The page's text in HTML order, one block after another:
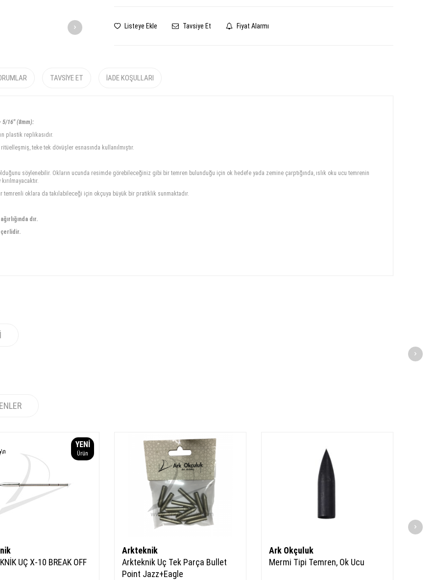
Listeye Ekle Tavsiye Et Fiyat Alarmı
TAVSIYE ET İADE KOŞULLARI
- 5/16'' (8mm):
plastik replikasıdır.
teke tek dövüşler esnasında kullanılmıştır.
söylenebilir. Okların ucunda resimde görebileceğiniz gibi bir temren bulunduğu için ok hedefe yada zemine çarptığında, ıslık oku ucu temrenin
oklara da takılabileceği için okçuya büyük bir pratiklik sunmaktadır.
dır.
YENI
Ürün
\n
UÇ X-10 BREAK OFF
Arkteknik
Arkteknik Uç Tek Parça Bullet
Point Jazz+Eagle
Ark Okçuluk
Mermi Tipi Temren, Ok Ucu